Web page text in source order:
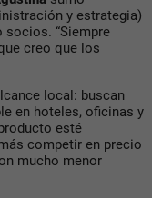
y estrategia)
socios. “Siempre
creo que los
local: buscan
en hoteles, oficinas y
esté
competir en precio
mucho menor